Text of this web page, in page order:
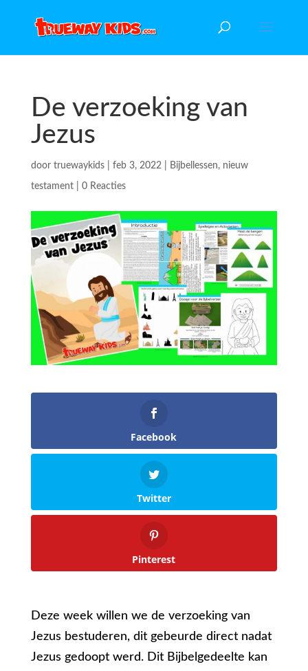
De verzoeking van
Jezus
door truewaykids| feb 3, 2022| Bijbellessen, nieuw
testament| 0 Reacties
Facebook
Twitter
Pinterest
Deze week willen we de verzoeking van
Jezus bestuderen, dit gebeurde direct nadat
Jezus gedoopt werd. Dit Bijbelgedeelte kan